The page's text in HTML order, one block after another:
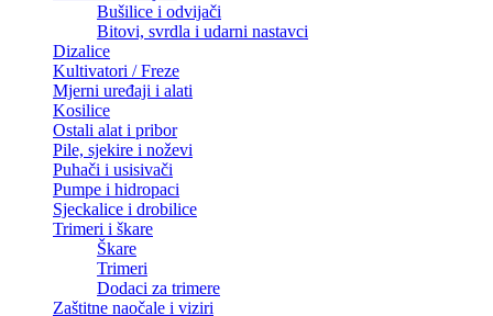
Bušilice i odvijači
Bitovi, svrdla i udarni nastavci
Dizalice
Kultivatori / Freze
Mjerni uređaji i alati
Kosilice
Ostali alat i pribor
Pile, sjekire i noževi
Puhači i usisivači
Pumpe i hidropaci
Sjeckalice i drobilice
Trimeri i škare
Škare
Trimeri
Dodaci za trimere
Zaštitne naočale i viziri